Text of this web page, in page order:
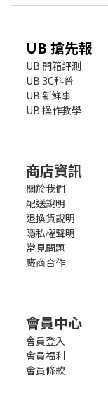
UB 搶先報
UB 開箱評測
UB 3C科普
UB 新鮮事
UB 操作教學
商店資訊
關於我們
配送說明
退換貨說明
隱私權聲明
常見問題
廠商合作
會員中心
會員登入
會員福利
會員條款